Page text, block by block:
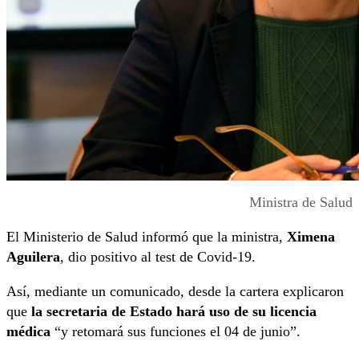
Ministra de Salud
El Ministerio de Salud informó que la ministra, Ximena
Aguilera, dio positivo al test de Covid-19.
Así, mediante un comunicado, desde la cartera explicaron
que la secretaria de Estado hará uso de su licencia
médica “y retomará sus funciones el 04 de junio”.